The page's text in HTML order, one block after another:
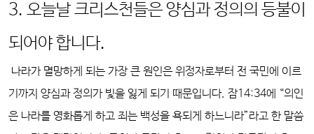
3. 오늘날 크리스천들은 양심과 정의의 등불이
되어야 합니다.
나라가 멸망하게 되는 가장 큰 원인은 위정자로부터 전 국민에 이르
기까지 양심과 정의가 빛을 잃게 되기 때문입니다. 잠14:34에 “의인
은 나라를 영화롭게 하고 죄는 백성을 욕되게 하느니라”라고 한 말씀